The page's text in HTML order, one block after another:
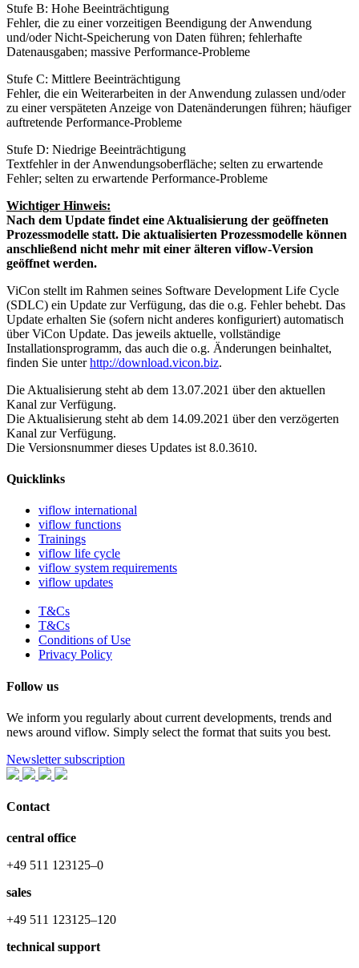
Stufe B: Hohe Beeinträchtigung
Fehler, die zu einer vorzeitigen Beendigung der Anwendung
und/oder Nicht-Speicherung von Daten führen; fehlerhafte
Datenausgaben; massive Performance-Probleme
Stufe C: Mittlere Beeinträchtigung
Fehler, die ein Weiterarbeiten in der Anwendung zulassen und/oder
zu einer verspäteten Anzeige von Datenänderungen führen; häufiger
auftretende Performance-Probleme
Stufe D: Niedrige Beeinträchtigung
Textfehler in der Anwendungsoberfläche; selten zu erwartende
Fehler; selten zu erwartende Performance-Probleme
Wichtiger Hinweis:
Nach dem Update findet eine Aktualisierung der geöffneten
Prozessmodelle statt. Die aktualisierten Prozessmodelle können
anschließend nicht mehr mit einer älteren viflow-Version
geöffnet werden.
ViCon stellt im Rahmen seines Software Development Life Cycle
(SDLC) ein Update zur Verfügung, das die o.g. Fehler behebt. Das
Update erhalten Sie (sofern nicht anderes konfiguriert) automatisch
über ViCon Update. Das jeweils aktuelle, vollständige
Installationsprogramm, das auch die o.g. Änderungen beinhaltet,
finden Sie unterhttp://download.vicon.biz.
Die Aktualisierung steht ab dem 13.07.2021 über den aktuellen
Kanal zur Verfügung.
Die Aktualisierung steht ab dem 14.09.2021 über den verzögerten
Kanal zur Verfügung.
Die Versionsnummer dieses Updates ist 8.0.3610.
Quicklinks
viflow international
viflow functions
Trainings
viflow life cycle
viflow system requirements
viflow updates
T&Cs
T&Cs
Conditions of Use
Privacy Policy
Follow us
We inform you regularly about current developments, trends and
news around viflow. Simply select the format that suits you best.
Newsletter subscription
Contact
central office
+49 511 123125–0
sales
+49 511 123125–120
technical support